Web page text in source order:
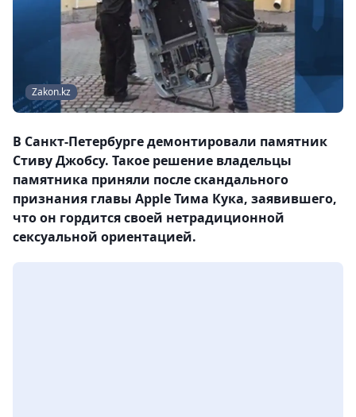
Zakon.kz
В Санкт-Петербурге демонтировали памятник
Стиву Джобсу. Такое решение владельцы
памятника приняли после скандального
признания главы Apple Тима Кука, заявившего,
что он гордится своей нетрадиционной
сексуальной ориентацией.